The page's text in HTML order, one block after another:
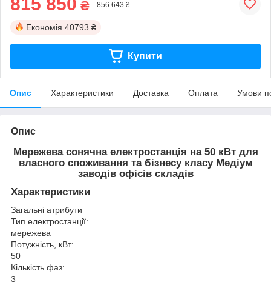
₴ 856 643 ₴
Економія 40793 ₴
Купити
Опис Характеристики Доставка Оплата Умови
Опис
Мережева сонячна електростанція на 50 кВт для
власного споживання та бізнесу класу Медіум
заводів офісів складів
Характеристики
Загальні атрибути
Тип електростанції:
мережева
Потужність, кВт:
50
Кількість фаз:
3